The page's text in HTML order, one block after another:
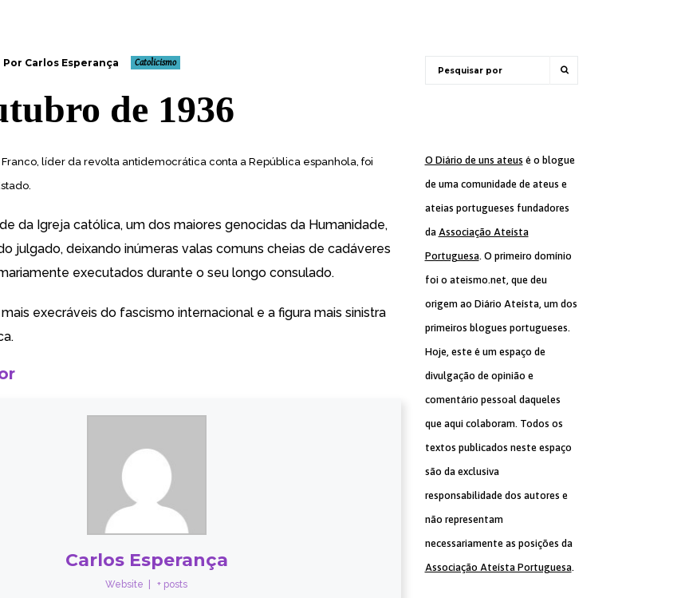
Por Carlos Esperança Catolicismo
de 1936
Franco, líder da revolta antidemocrática conta a República espanhola, foi
da Igreja católica, um dos maiores genocidas da Humanidade,
julgado, deixando inúmeras valas comuns cheias de cadáveres
executados durante o seu longo consulado.
execráveis do fascismo internacional e a figura mais sinistra
Carlos Esperança
Website + posts
O Diário de uns ateus é o blogue
de uma comunidade de ateus e
ateias portugueses fundadores
da Associação Ateísta
Portuguesa. O primeiro domínio
foi o ateismo.net, que deu
origem ao Diário Ateísta, um dos
primeiros blogues portugueses.
Hoje, este é um espaço de
divulgação de opinião e
comentário pessoal daqueles
que aqui colaboram. Todos os
textos publicados neste espaço
são da exclusiva
responsabilidade dos autores e
não representam
necessariamente as posições da
Associação Ateísta Portuguesa.